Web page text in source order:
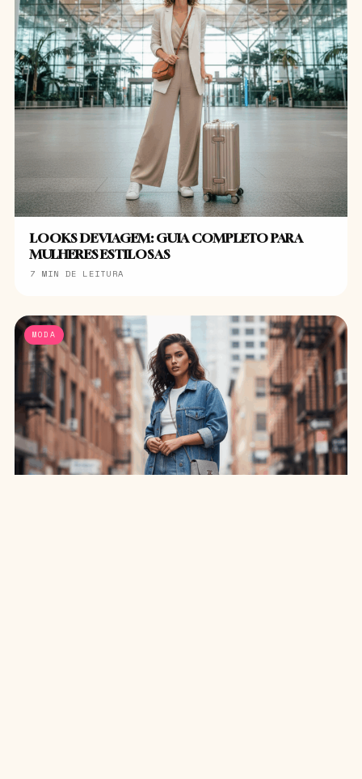
LOOKS DE VIAGEM: GUIA COMPLETO PARA
MULHERES ESTILOSAS
7 MIN DE LEITURA
MODA